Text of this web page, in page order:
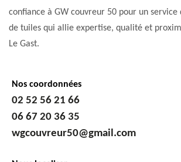
confiance à GW couvreur 50 pour un
de tuiles qui allie expertise, qualité et
Le Gast.
Nos coordonnées
02 52 56 21 66
06 67 20 36 35
wgcouvreur50@gmail.com